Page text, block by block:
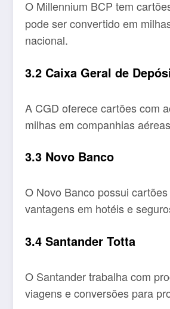
O Millennium BCP tem
pode ser convertido em
nacional.
3.2 Caixa Geral de
A CGD oferece cartões com
milhas em companhias
3.3 Novo Banco
O Novo Banco possui
vantagens em hotéis e
3.4 Santander Totta
O Santander trabalha com
viagens e conversões para